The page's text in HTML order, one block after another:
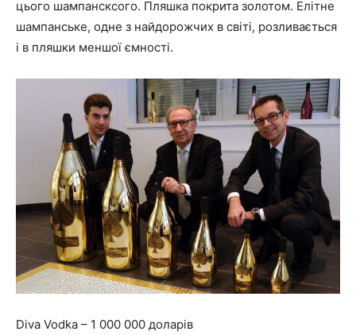
цього шампансксого. Пляшка покрита золотом. Елітне
шампанське, одне з найдорожчих в світі, розливається
і в пляшки меншої ємності.
Diva Vodka – 1 000 000 доларів